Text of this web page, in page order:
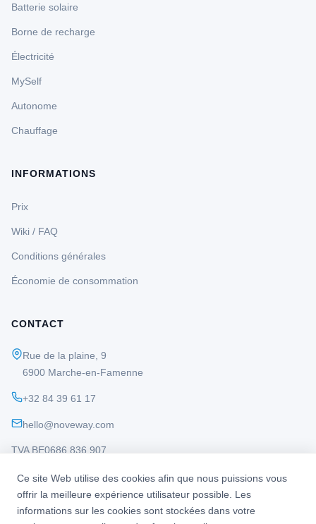
Batterie solaire
Borne de recharge
Électricité
MySelf
Autonome
Chauffage
INFORMATIONS
Prix
Wiki / FAQ
Conditions générales
Économie de consommation
CONTACT
Rue de la plaine, 9
6900 Marche-en-Famenne
+32 84 39 61 17
hello@noveway.com
TVA BE0686 836 907
Ce site Web utilise des cookies afin que nous puissions vous
offrir la meilleure expérience utilisateur possible. Les
informations sur les cookies sont stockées dans votre